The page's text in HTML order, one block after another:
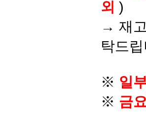
외 )
→ 재
탁드
※ 일
※ 금